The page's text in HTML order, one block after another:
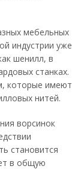
мебельных
индустрии уже
шенилл, в
станках.
которые имеют
нитей.
ворсинок
становится
в общую